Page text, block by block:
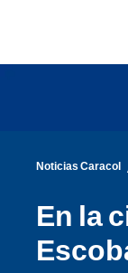
Noticias Caracol
En la